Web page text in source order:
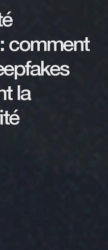
comment
la